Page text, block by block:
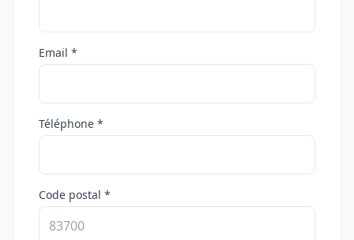
Email *
Téléphone *
Code postal *